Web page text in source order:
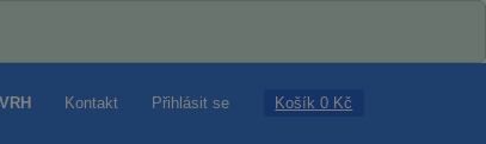
Kontakt Přihlásit se Košík 0 Kč